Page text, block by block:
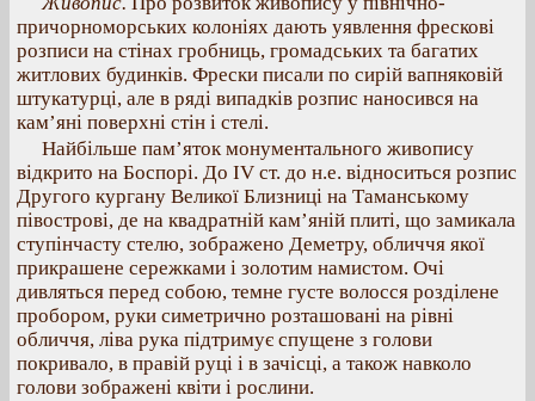
причорноморських колоніях дають уявлення фрескові
розписи на стінах гробниць, громадських та багатих
житлових будинків. Фрески писали по сирій вапняковій
штукатурці, але в ряді випадків розпис наносився на
кам’яні поверхні стін і стелі.
Найбільше пам’яток монументального живопису
відкрито на Боспорі. До IV ст. до н.е. відноситься розпис
Другого кургану Великої Близниці на Таманському
півострові, де на квадратній кам’яній плиті, що замикала
ступінчасту стелю, зображено Деметру, обличчя якої
прикрашене сережками і золотим намистом. Очі
дивляться перед собою, темне густе волосся розділене
пробором, руки симетрично розташовані на рівні
обличчя, ліва рука підтримує спущене з голови
покривало, в правій руці і в зачісці, а також навколо
голови зображені квіти і рослини.